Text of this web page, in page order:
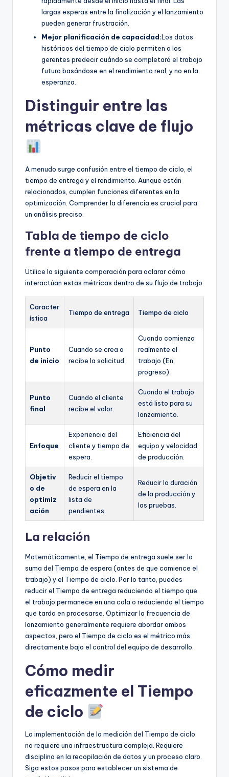
largas esperas entre la finalización y el lanzamiento
pueden generar frustración.
Mejor planificación de capacidad:Los datos
históricos del tiempo de ciclo permiten a los
gerentes predecir cuándo se completará el trabajo
futuro basándose en el rendimiento real, y no en la
esperanza.
Distinguir entre las
métricas clave de flujo
A menudo surge confusión entre el tiempo de ciclo, el
tiempo de entrega y el rendimiento. Aunque están
relacionados, cumplen funciones diferentes en la
optimización. Comprender la diferencia es crucial para
un análisis preciso.
Tabla de tiempo de ciclo
frente a tiempo de entrega
Utilice la siguiente comparación para aclarar cómo
interactúan estas métricas dentro de su flujo de trabajo.
Caracter
ística
Tiempo de entrega Tiempo de ciclo
Punto
de inicio
Cuando se crea o
recibe la solicitud.
Cuando comienza
realmente el
trabajo (En
progreso).
Punto
final
Cuando el cliente
recibe el valor.
Cuando el trabajo
está listo para su
lanzamiento.
Enfoque
Experiencia del
cliente y tiempo de
espera.
Eficiencia del
equipo y velocidad
de producción.
Objetiv
o de
optimiz
ación
Reducir el tiempo
de espera en la
lista de
pendientes.
Reducir la duración
de la producción y
las pruebas.
La relación
Matemáticamente, el Tiempo de entrega suele ser la
suma del Tiempo de espera (antes de que comience el
trabajo) y el Tiempo de ciclo. Por lo tanto, puedes
reducir el Tiempo de entrega reduciendo el tiempo que
el trabajo permanece en una cola o reduciendo el tiempo
que tarda en procesarse. Optimizar la frecuencia de
lanzamiento generalmente requiere abordar ambos
aspectos, pero el Tiempo de ciclo es el métrico más
directamente bajo el control del equipo de desarrollo.
Cómo medir
eficazmente el Tiempo
de ciclo
La implementación de la medición del Tiempo de ciclo
no requiere una infraestructura compleja. Requiere
disciplina en la recopilación de datos y un proceso claro.
Siga estos pasos para establecer un sistema de